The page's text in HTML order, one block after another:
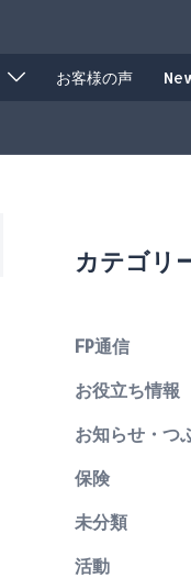
お客様の声
カテゴリ
FP通信
お役立ち情報
お知らせ・つ
保険
未分類
活動